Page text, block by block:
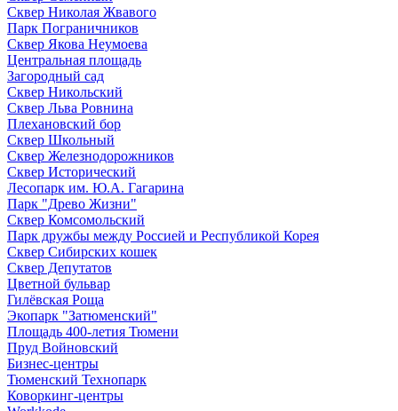
Сквер Николая Жвавого
Парк Пограничников
Сквер Якова Неумоева
Центральная площадь
Загородный сад
Сквер Никольский
Сквер Льва Ровнина
Плехановский бор
Сквер Школьный
Сквер Железнодорожников
Сквер Исторический
Лесопарк им. Ю.А. Гагарина
Парк "Древо Жизни"
Сквер Комсомольский
Парк дружбы между Россией и Республикой Корея
Сквер Сибирских кошек
Сквер Депутатов
Цветной бульвар
Гилёвская Роща
Экопарк "Затюменский"
Площадь 400-летия Тюмени
Пруд Войновский
Бизнес-центры
Тюменский Технопарк
Коворкинг-центры